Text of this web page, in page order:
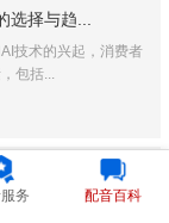
择与趋...
技术的兴起，消费者
包括...
语配音的...
行业中的技术进展与
务 配音百科